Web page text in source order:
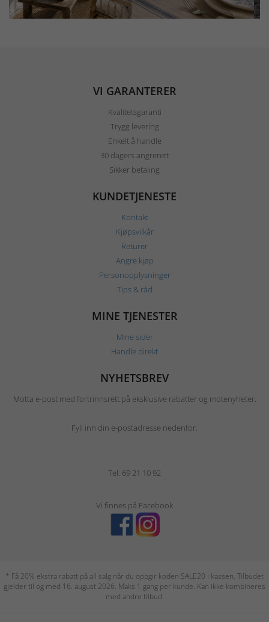
VI GARANTERER
Kvalitetsgaranti
Trygg levering
Enkelt å handle
30 dagers angrerett
Sikker betaling
KUNDETJENESTE
Kontakt
Kjøpsvilkår
Returer
Angre kjøp
Personopplysninger
Tips & råd
MINE TJENESTER
Mine sider
Handle direkt
NYHETSBREV
Motta e-post med fortrinnsrett på eksklusive rabatter og motenyheter.
Fyll inn din e-postadresse nedenfor.
Tel: 69 21 10 92
Vi finnes på Facebook
* Få 20% ekstra rabatt på all salg når du oppgir koden SALE20 i kassen. Tilbudet
gjelder til og med 16. august 2026. Maks 1 gang per kunde. Kan ikke kombineres
med andre tilbud.